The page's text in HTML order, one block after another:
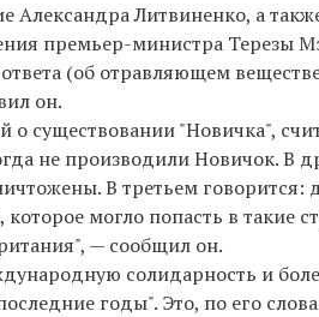
Александра Литвиненко, а
премьер-министра Терезы
(об отравляющем
он.
существовании "Новичка",
не производили Новичок. В
В третьем говорится:
могло попасть в такие
— сообщил он.
солидарность и
годы". Это, по его